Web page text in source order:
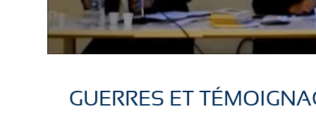
GUERRES ET